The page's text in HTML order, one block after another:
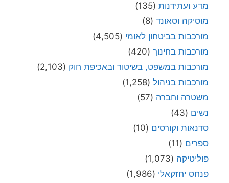
מדע ועתידנות (135)
מוסיקה וסאונד (8)
מורכבות בביטחון לאומי (4,505)
מורכבות בחינוך (420)
מורכבות במשפט, בשיטור ובאכיפת חוק (2,103)
מורכבות בניהול (1,258)
משטרה וחברה (57)
נשים (43)
סדנאות וקורסים (10)
ספרים (11)
פוליטיקה (1,073)
פנחס יחזקאלי (1,986)